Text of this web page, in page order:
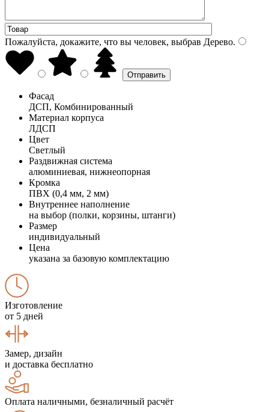
Пожалуйста, докажите, что вы человек, выбрав Дерево.
Фасад
ДСП, Комбинированный
Материал корпуса
ЛДСП
Цвет
Светлый
Раздвижная система
алюминиевая, нижнеопорная
Кромка
ПВХ (0,4 мм, 2 мм)
Внутреннее наполнение
на выбор (полки, корзины, штанги)
Размер
индивидуальный
Цена
указана за базовую комплектацию
Изготовление
от 5 дней
Замер, дизайн
и доставка бесплатно
Оплата наличными, безналичный расчёт